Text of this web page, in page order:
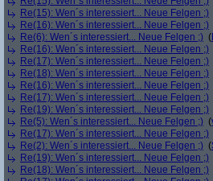
Re(15): Wen´s interessiert... Neue Felgen ;)
Re(16): Wen´s interessiert... Neue Felgen ;)
Re(6): Wen´s interessiert... Neue Felgen ;) (
Re(16): Wen´s interessiert... Neue Felgen ;)
Re(17): Wen´s interessiert... Neue Felgen ;)
Re(18): Wen´s interessiert... Neue Felgen ;)
Re(16): Wen´s interessiert... Neue Felgen ;)
Re(17): Wen´s interessiert... Neue Felgen ;)
Re(19): Wen´s interessiert... Neue Felgen ;)
Re(5): Wen´s interessiert... Neue Felgen ;) (
Re(17): Wen´s interessiert... Neue Felgen ;)
Re(2): Wen´s interessiert... Neue Felgen ;) (
Re(19): Wen´s interessiert... Neue Felgen ;)
Re(18): Wen´s interessiert... Neue Felgen ;)